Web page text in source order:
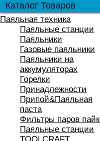
Каталог Товаров
Паяльная техника
Паяльные станции
Паяльники
Газовые паяльники
Паяльники на
аккумуляторах
Горелки
Принадлежности
Припой&Паяльная
паста
Фильтры паров
Паяльные станции